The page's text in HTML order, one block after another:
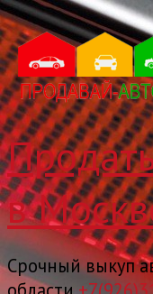
в
Срочный выкуп